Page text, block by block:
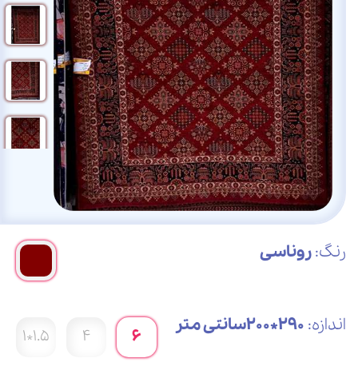
رنگ:روناسی
اندازه: 290*200سانتی متر 6
4
1.5*1